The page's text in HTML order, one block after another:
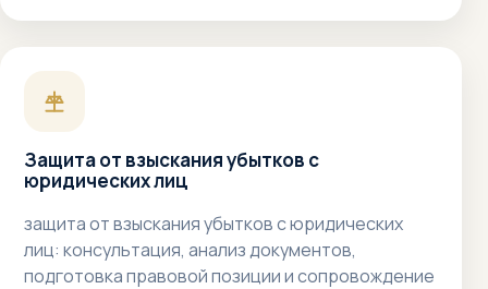
Защита от взыскания убытков с
юридических лиц
защита от взыскания убытков с юридических
лиц: консультация, анализ документов,
подготовка правовой позиции и сопровождение